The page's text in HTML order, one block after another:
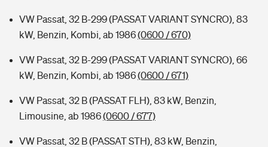
VW Passat, 32 B-299 (PASSAT VARIANT SYNCRO), 83
kW, Benzin, Kombi, ab 1986(0600 / 670)
VW Passat, 32 B-299 (PASSAT VARIANT SYNCRO), 66
kW, Benzin, Kombi, ab 1986(0600 / 671)
VW Passat, 32 B (PASSAT FLH), 83 kW, Benzin,
Limousine, ab 1986(0600 / 677)
VW Passat, 32 B (PASSAT STH), 83 kW, Benzin,